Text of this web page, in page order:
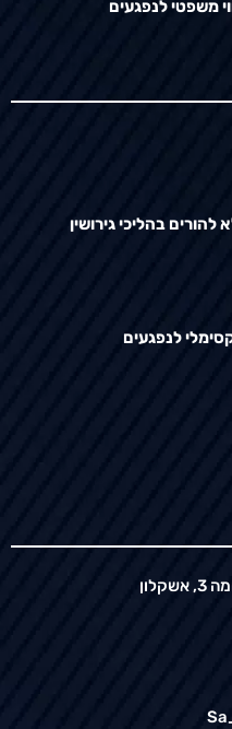
משפטי לנפגעים
בהליכי גירושין
לנפגעים